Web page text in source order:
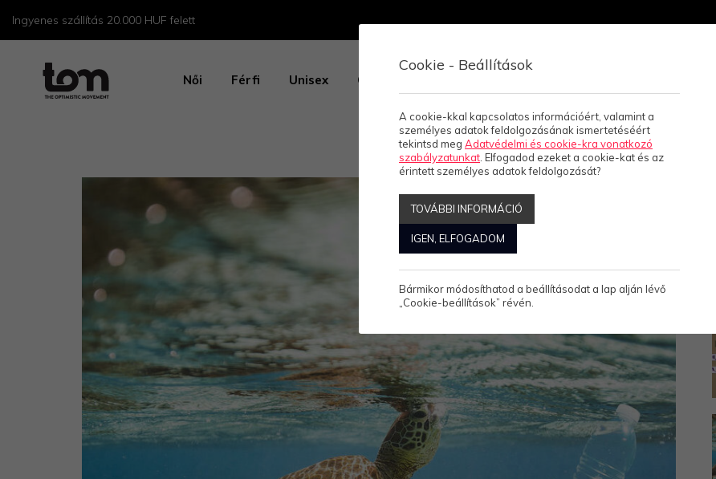
Ingyenes szállítás 20.000 HUF felett
Női Férfi Unisex Gyerek
Cookie - Beállítások
A cookie-kkal kapcsolatos információért, valamint a
személyes adatok feldolgozásának ismertetéséért
tekintsd meg Adatvédelmi és cookie-kra vonatkozó
szabályzatunkat . Elfogadod ezeket a cookie-kat és az
érintett személyes adatok feldolgozását?
TOVÁBBI INFORMÁCIÓ
IGEN, ELFOGADOM
Bármikor módosíthatod a beállításodat a lap alján lévő
„Cookie-beállítások” révén.